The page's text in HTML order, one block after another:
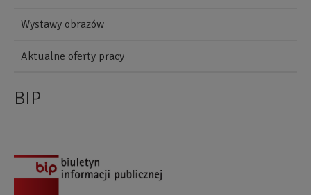
Wystawy obrazów
Aktualne oferty pracy
BIP